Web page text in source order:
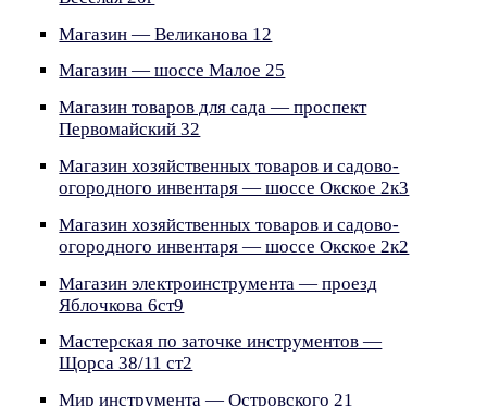
Магазин — Великанова 12
Магазин — шоссе Малое 25
Магазин товаров для сада — проспект
Первомайский 32
Магазин хозяйственных товаров и садово-
огородного инвентаря — шоссе Окское 2к3
Магазин хозяйственных товаров и садово-
огородного инвентаря — шоссе Окское 2к2
Магазин электроинструмента — проезд
Яблочкова 6ст9
Мастерская по заточке инструментов —
Щорса 38/11 ст2
Мир инструмента — Островского 21